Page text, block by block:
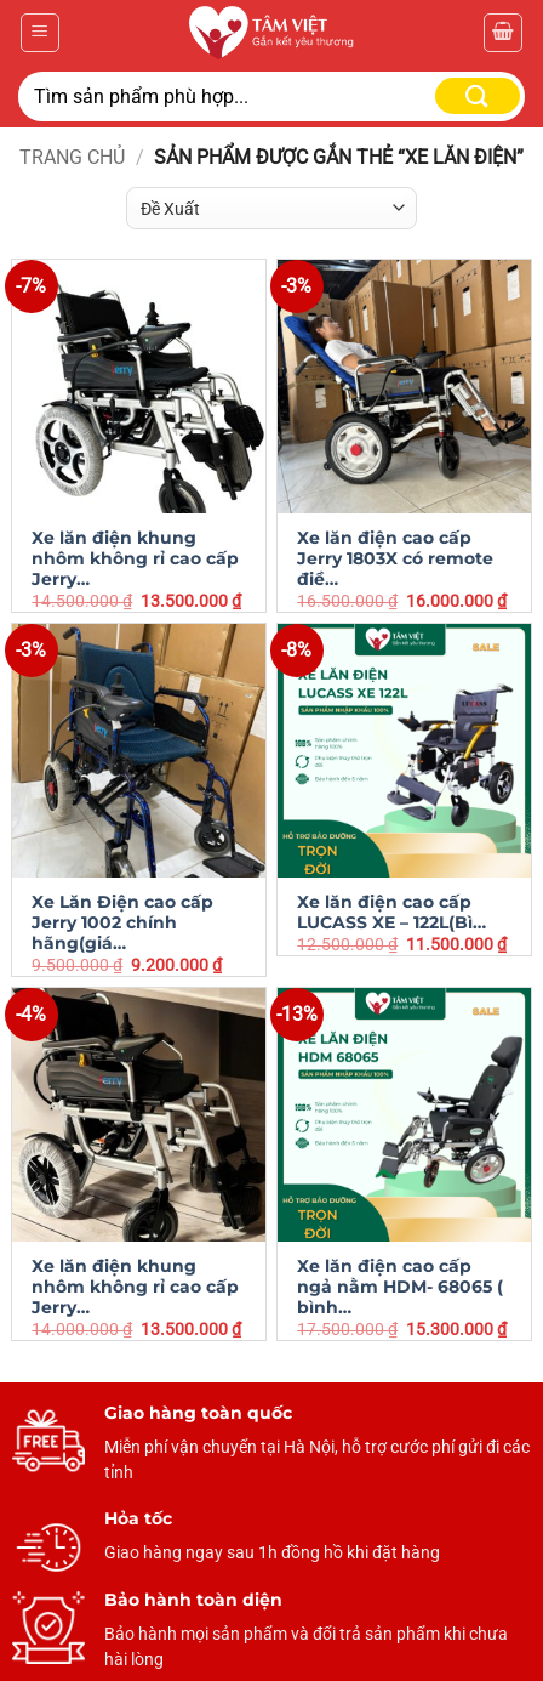
TRANG CHỦ / SẢN PHẨM ĐƯỢC GẮN THẺ “XE LĂN ĐIỆN”
-7%
Xe lăn điện khung
nhôm không rỉ cao cấp
Jerry…
14.500.000₫ 13.500.000₫
-3%
Xe lăn điện cao cấp
Jerry 1803X có remote
điề…
16.500.000₫ 16.000.000₫
-3%
Xe Lăn Điện cao cấp
Jerry 1002 chính
hãng(giá…
9.500.000₫ 9.200.000₫
-8%
Xe lăn điện cao cấp
LUCASS XE – 122L(Bì…
12.500.000₫ 11.500.000₫
-4%
Xe lăn điện khung
nhôm không rỉ cao cấp
Jerry…
14.000.000₫ 13.500.000₫
-13%
Xe lăn điện cao cấp
ngả nằm HDM- 68065 (
bình…
17.500.000₫ 15.300.000₫
Giao hàng toàn quốc
Miễn phí vận chuyển tại Hà Nội, hỗ trợ cước phí gửi đi các
tỉnh
Hỏa tốc
Giao hàng ngay sau 1h đồng hồ khi đặt hàng
Bảo hành toàn diện
Bảo hành mọi sản phẩm và đổi trả sản phẩm khi chưa
hài lòng